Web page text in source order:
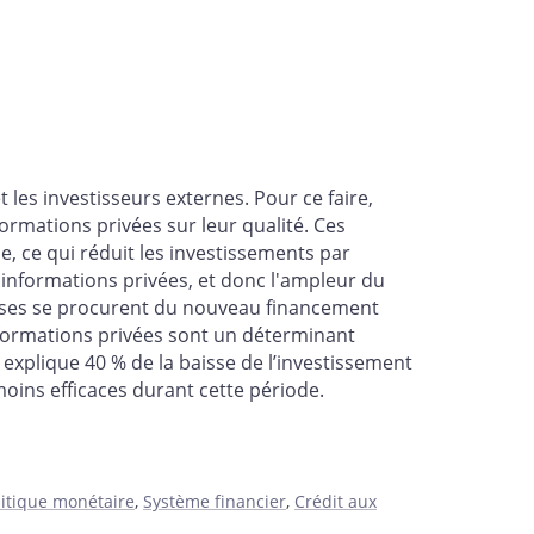
investisseurs externes. Pour ce faire,
privées sur leur qualité. Ces
ce qui réduit les investissements par
privées, et donc l'ampleur du
se procurent du nouveau financement
privées sont un déterminant
40 % de la baisse de l’investissement
efficaces durant cette période.
monétaire, Système financier, Crédit aux